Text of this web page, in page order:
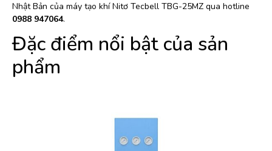
Nhật Bản của máy tạo khí Nitơ Tecbell TBG-25MZ qua hotline
0988 947064.
Đặc điểm nổi bật của sản
phẩm